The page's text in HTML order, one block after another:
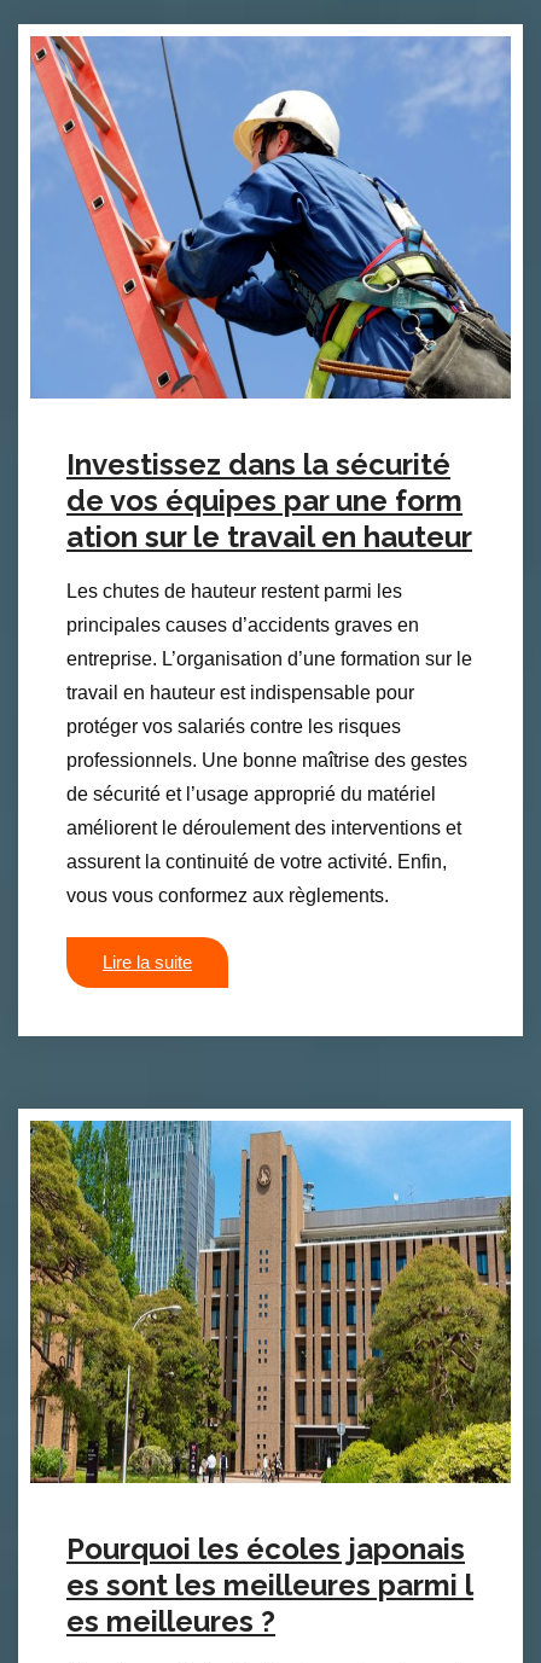
Investissez dans la sécurité
de vos équipes par une form
ation sur le travail en hauteur
Les chutes de hauteur restent parmi les
principales causes d’accidents graves en
entreprise. L’organisation d’une formation sur le
travail en hauteur est indispensable pour
protéger vos salariés contre les risques
professionnels. Une bonne maîtrise des gestes
de sécurité et l’usage approprié du matériel
améliorent le déroulement des interventions et
assurent la continuité de votre activité. Enfin,
vous vous conformez aux règlements.
Lire la suite
Pourquoi les écoles japonais
es sont les meilleures parmi l
es meilleures ?